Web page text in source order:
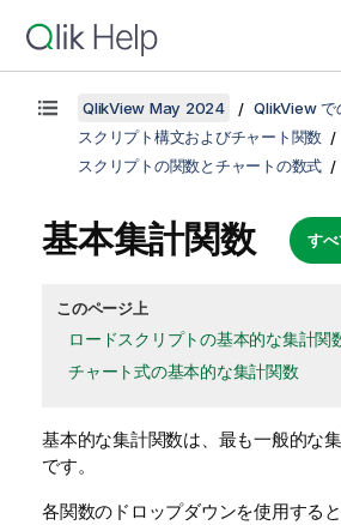
QlikView May 2024
QlikView で
スクリプト構文およびチャート関数
スクリプトの関数とチャートの数式
す
基本集計関数
このページ上
ロードスクリプトの基本的な集計関
チャート式の基本的な集計関数
基本的な集計関数は、最も一般的な
です。
各関数のドロップダウンを使用する